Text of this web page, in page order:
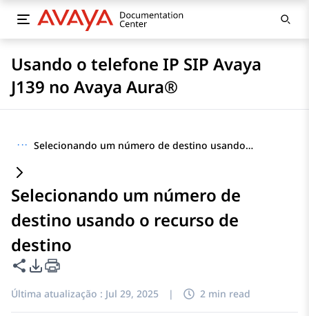
Usando o telefone IP SIP Avaya
J139 no Avaya Aura®
··· Selecionando um número de destino usando o recurso de destino
Selecionando um número de
destino usando o recurso de
destino
Compartilhar esta página
Opções de exportação de PDF
Última atualização : Jul 29, 2025 | 2 min read